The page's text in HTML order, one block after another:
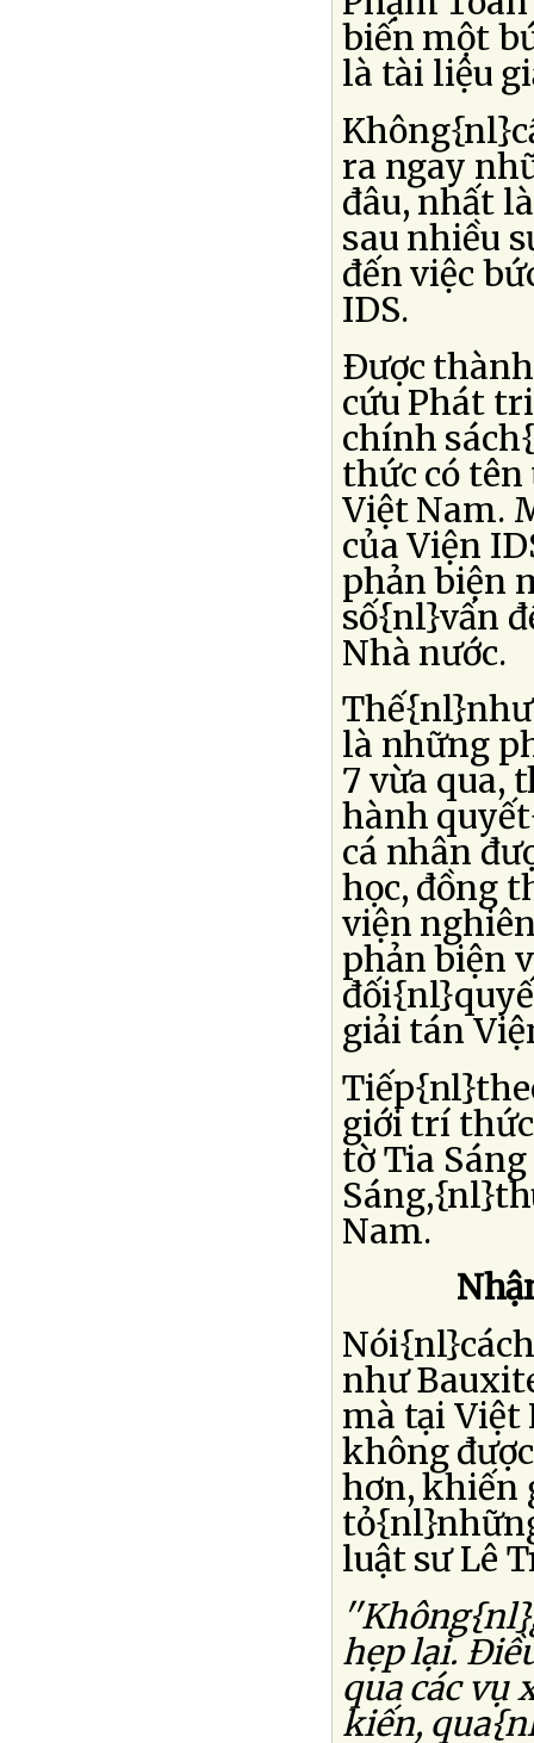
biến một
là tài liệu
ra ngay
đâu, nhất
sau nhiều
đến việc
IDS.
Ðược
cứu Phát
chính
thức có tên
Việt Nam.
của Viện
phản biện
số{nl}vấn
Nhà nước.
là những
7 vừa qua,
hành
cá nhân
học, đồng
viện
phản biện
giải tán
giới trí
tờ Tia
Nam.
như
mà tại Việt
không
hơn, khiến
luật sư Lê
hẹp lại.
qua các vụ
kiến,